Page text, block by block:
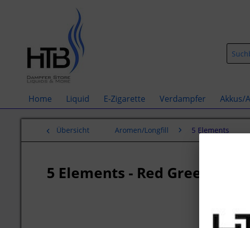
Home Liquid E-Zigarette Verdampfer Akkus/
Übersicht Aromen/Longfill 5 Elements
5 Elements - Red Green